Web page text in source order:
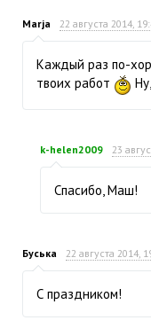
Marja 22 августа 2014,
Каждый раз по-
твоих работ
k-helen2009 23
Спасибо, Маш!
Буська 22 августа 2014,
С праздником!